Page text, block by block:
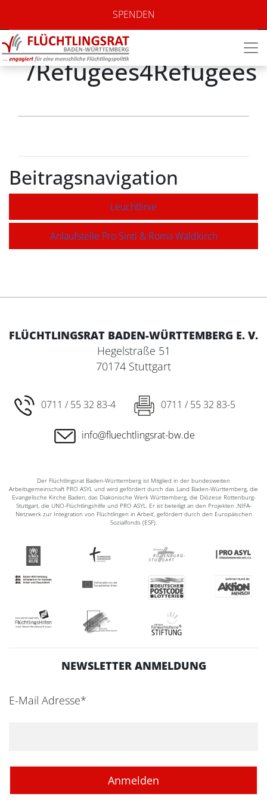
SPENDEN
Flüchtlinge für
Flüchtlinge e.V.
/Refugees4Refugees
Beitragsnavigation
Leuchtlinie
Anlaufstelle Pro Sinti & Roma Waldkirch
FLÜCHTLINGSRAT BADEN-WÜRTTEMBERG E. V.
Hegelstraße 51
70174 Stuttgart
0711 / 55 32 83-4 0711 / 55 32 83-5
info@fluechtlingsrat-bw.de
Der Flüchtlingsrat Baden-Württemberg ist Mitglied in der bundesweiten
Arbeitsgemeinschaft PRO ASYL und wird gefördert durch das Land Baden-Württemberg, die
Evangelische Kirche Baden, das Diakonische Werk Württemberg, die Diözese Rottenburg-
Stuttgart, die UNO-Flüchtlingshilfe und PRO ASYL. Er ist beteiligt an den Projekten ‚NIFA-
Netzwerk zur Integration von Flüchtlingen in Arbeit‘, gefördert durch den Europäischen
Sozialfonds (ESF).
NEWSLETTER ANMELDUNG
E-Mail Adresse*